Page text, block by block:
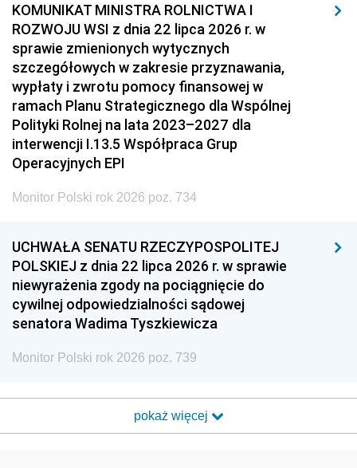
KOMUNIKAT MINISTRA ROLNICTWA I
ROZWOJU WSI z dnia 22 lipca 2026 r. w
sprawie zmienionych wytycznych
szczegółowych w zakresie przyznawania,
wypłaty i zwrotu pomocy finansowej w
ramach Planu Strategicznego dla Wspólnej
Polityki Rolnej na lata 2023–2027 dla
interwencji I.13.5 Współpraca Grup
Operacyjnych EPI
Monitor Polski rok 2026 poz. 734
UCHWAŁA SENATU RZECZYPOSPOLITEJ
POLSKIEJ z dnia 22 lipca 2026 r. w sprawie
niewyrażenia zgody na pociągnięcie do
cywilnej odpowiedzialności sądowej
senatora Wadima Tyszkiewicza
Monitor Polski rok 2026 poz. 739
pokaż więcej